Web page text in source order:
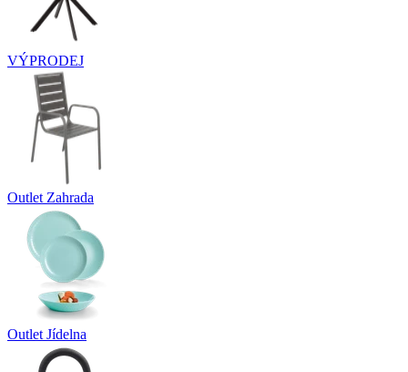
VÝPRODEJ
Outlet Zahrada
Outlet Jídelna